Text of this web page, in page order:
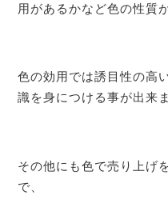
用があるかなど色の性質
色の効用では誘目性の高
識を身につける事が出来
その他にも色で売り上げ
で、